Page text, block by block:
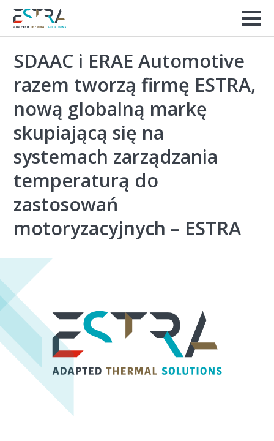
SDAAC i ERAE Automotive
razem tworzą firmę ESTRA,
nową globalną markę
skupiającą się na
systemach zarządzania
temperaturą do
zastosowań
motoryzacyjnych – ESTRA